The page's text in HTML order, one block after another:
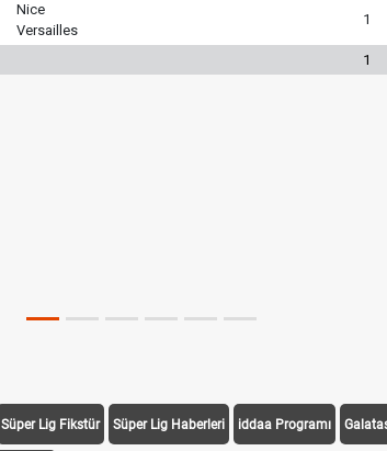
Nice
Versailles
1
1
Süper Lig Fikstür Süper Lig Haberleri iddaa Programı